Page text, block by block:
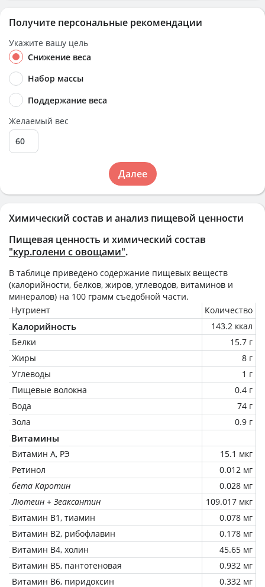
Химический состав и анализ пищевой ценности
Пищевая ценность и химический состав
"кур.голени с овощами".
В таблице приведено содержание пищевых веществ
(калорийности, белков, жиров, углеводов, витаминов и
минералов) на 100 грамм съедобной части.
Нутриент
Количество
Калорийность
143.2 ккал
Белки
15.7 г
Жиры
8 г
Углеводы
1 г
Пищевые волокна
0.4 г
Вода
74 г
Зола
0.9 г
Витамины
Витамин А, РЭ
15.1 мкг
Ретинол
0.012 мг
бета Каротин
0.028 мг
Лютеин + Зеаксантин
109.017 мкг
Витамин В1, тиамин
0.078 мг
Витамин В2, рибофлавин
0.178 мг
Витамин В4, холин
45.65 мг
Витамин В5, пантотеновая
0.932 мг
Витамин В6, пиридоксин
0.332 мг
Получите персональные рекомендации
Укажите вашу цель
Снижение веса
Набор массы
Поддержание веса
Желаемый вес
Далее